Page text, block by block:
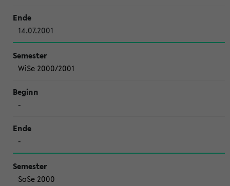
14.07.2001
WiSe 2000/2001
-
-
SoSe 2000